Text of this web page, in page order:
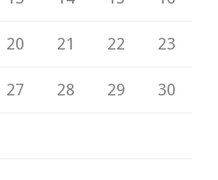
20 21 22 23
27 28 29 30